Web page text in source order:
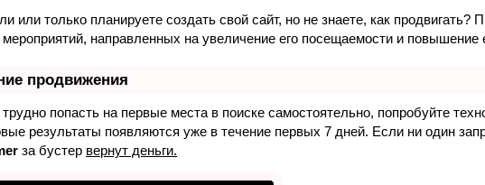
или только планируете создать свой сайт, но не знаете, как
мероприятий, направленных на увеличение его посещаемости и повышение
продвижения
попасть на первые места в поиске самостоятельно, попробуйте
результаты появляются уже в течение первых 7 дней. Если ни один
за бустер вернут деньги.